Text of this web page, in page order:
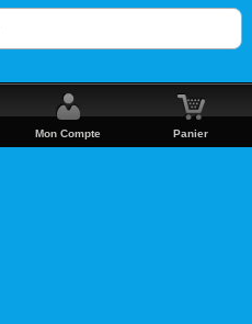
Mon Compte Panier